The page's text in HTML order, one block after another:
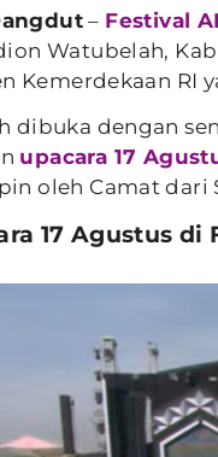
– Festival
Watubelah,
Kemerdekaan RI
dibuka dengan
upacara 17
oleh Camat dari
17 Agustus di